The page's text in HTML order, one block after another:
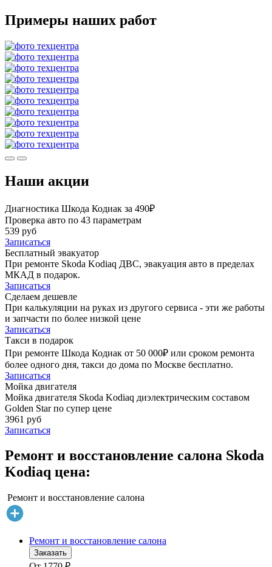
Примеры наших работ
Наши акции
Диагностика Шкода Кодиак за 490₽
Проверка авто по 43 параметрам
539 руб
Записаться
Бесплатный эвакуатор
При ремонте Skoda Kodiaq ДВС, эвакуация авто в пределах
МКАД в подарок.
Записаться
Сделаем дешевле
При калькуляции на руках из другого сервиса - эти же работы
и запчасти по более низкой цене
Записаться
Такси в подарок
При ремонте Шкода Кодиак от 50 000₽ или сроком ремонта
более одного дня, такси до дома по Москве бесплатно.
Записаться
Мойка двигателя
Мойка двигателя Skoda Kodiaq диэлектрическим составом
Golden Star по супер цене
3961 руб
Записаться
Ремонт и восстановление салона Skoda
Kodiaq цена:
Ремонт и восстановление салона
Ремонт и восстановление салона
Заказать